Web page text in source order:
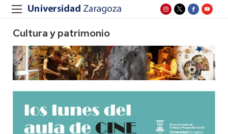
Cultura y patrimonio